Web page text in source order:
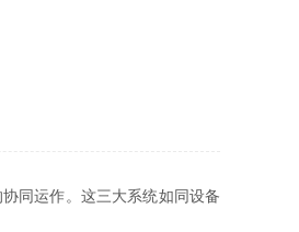
同运作。这三大系统如同设备